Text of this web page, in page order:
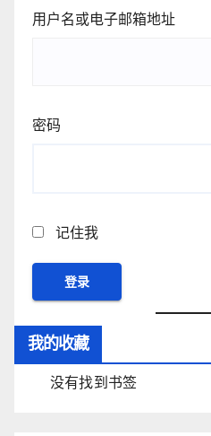
用户名或电子邮箱地址
密码
记住我
我的收藏
没有找到书签